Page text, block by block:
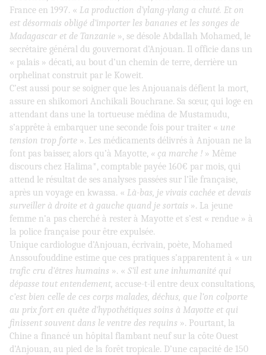
France en 1997. « La production d’ylang-ylang a chuté. Et on
est désormais obligé d’importer les bananes et les songes de
Madagascar et de Tanzanie », se désole Abdallah Mohamed, le
secrétaire général du gouvernorat d’Anjouan. Il officie dans un
« palais » décati, au bout d’un chemin de terre, derrière un
orphelinat construit par le Koweit.
C’est aussi pour se soigner que les Anjouanais défient la mort,
assure en shikomori Anchikali Bouchrane. Sa sœur, qui loge en
attendant dans une la tortueuse médina de Mustamudu,
s’apprête à embarquer une seconde fois pour traiter « une
tension trop forte ». Les médicaments délivrés à Anjouan ne la
font pas baisser, alors qu’à Mayotte, « ça marche ! » Même
discours chez Halima*, comptable payée 160€ par mois, qui
attend le résultat de ses analyses passées sur l’île française,
après un voyage en kwassa. « Là-bas, je vivais cachée et devais
surveiller à droite et à gauche quand je sortais ». La jeune
femme n’a pas cherché à rester à Mayotte et s’est « rendue » à
la police française pour être expulsée.
Unique cardiologue d’Anjouan, écrivain, poète, Mohamed
Anssoufouddine estime que ces pratiques s’apparentent à « un
trafic cru d’êtres humains ». « S’il est une inhumanité qui
dépasse tout entendement, accuse-t-il entre deux consultations,
c’est bien celle de ces corps malades, déchus, que l’on colporte
au prix fort en quête d’hypothétiques soins à Mayotte et qui
finissent souvent dans le ventre des requins ». Pourtant, la
Chine a financé un hôpital flambant neuf sur la côte Ouest
d’Anjouan, au pied de la forêt tropicale. D’une capacité de 150